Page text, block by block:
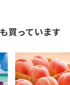
買っています